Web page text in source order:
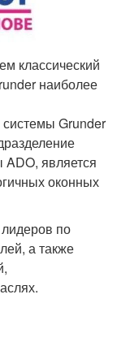
классический
наиболее
системы Grunder
является
оконных
по
а также